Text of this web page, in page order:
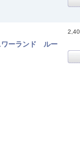
ーランド ルー